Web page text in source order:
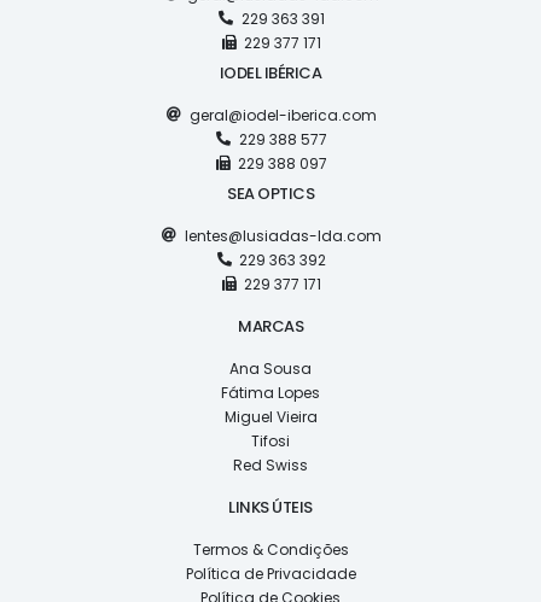
229 363 391
229 377 171
IODEL IBÉRICA
geral@iodel-iberica.com
229 388 577
229 388 097
SEA OPTICS
lentes@lusiadas-lda.com
229 363 392
229 377 171
MARCAS
Ana Sousa
Fátima Lopes
Miguel Vieira
Tifosi
Red Swiss
LINKS ÚTEIS
Termos & Condições
Política de Privacidade